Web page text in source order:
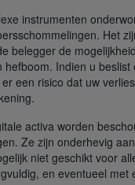
instrumenten
Het
belegger de
hefboom. Indien u beslist
een risico dat uw
activa worden
Ze zijn onderhevig
niet geschikt voor
en eventueel met